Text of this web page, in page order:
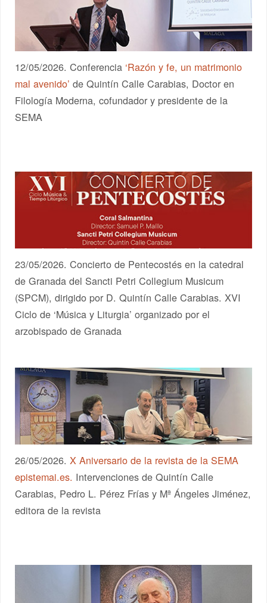
12/05/2026. Conferencia ‘Razón y fe, un matrimonio
mal avenido’ de Quintín Calle Carabias, Doctor en
Filología Moderna, cofundador y presidente de la
SEMA
23/05/2026. Concierto de Pentecostés en la catedral
de Granada del Sancti Petri Collegium Musicum
(SPCM), dirigido por D. Quintín Calle Carabias. XVI
Ciclo de ‘Música y Liturgia’ organizado por el
arzobispado de Granada
26/05/2026.X Aniversario de la revista de la SEMA
epistemai.es. Intervenciones de Quintín Calle
Carabias, Pedro L. Pérez Frías y Mª Ángeles Jiménez,
editora de la revista